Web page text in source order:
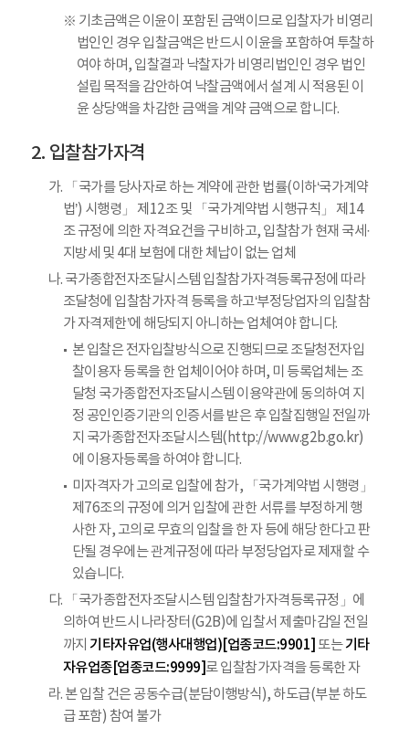
※ 기초금액은 이윤이 포함된 금액이므로 입찰자가 비영리
법인인 경우 입찰금액은 반드시 이윤을 포함하여 투찰하
여야 하며, 입찰결과 낙찰자가 비영리법인인 경우 법인
설립 목적을 감안하여 낙찰금액에서 설계 시 적용된 이
윤 상당액을 차감한 금액을 계약 금액으로 합니다.
입찰참가자격
가. 「국가를 당사자로 하는 계약에 관한 법률(이하‘국가계약
법’) 시행령」 제12조 및 「국가계약법 시행규칙」 제14
조 규정에 의한 자격요건을 구비하고, 입찰참가 현재 국세·
지방세 및 4대 보험에 대한 체납이 없는 업체
나. 국가종합전자조달시스템 입찰참가자격등록규정에 따라
조달청에 입찰참가자격 등록을 하고‘부정당업자의 입찰참
가 자격제한’에 해당되지 아니하는 업체여야 합니다.
본 입찰은 전자입찰방식으로 진행되므로 조달청전자입
찰이용자 등록을 한 업체이어야 하며, 미 등록업체는 조
달청 국가종합전자조달시스템 이용약관에 동의하여 지
정 공인인증기관의 인증서를 받은 후 입찰집행일 전일까
지 국가종합전자조달시스템(http://www.g2b.go.kr)
에 이용자등록을 하여야 합니다.
미자격자가 고의로 입찰에 참가, 「국가계약법 시행령」
제76조의 규정에 의거 입찰에 관한 서류를 부정하게 행
사한 자, 고의로 무효의 입찰을 한 자 등에 해당 한다고 판
단될 경우에는 관계규정에 따라 부정당업자로 제재할 수
있습니다.
다. 「국가종합전자조달시스템 입찰참가자격등록규정」에
의하여 반드시 나라장터(G2B)에 입찰서 제출마감일 전일
까지 기타자유업(행사대행업)[업종코드:9901] 또는기타
자유업종[업종코드:9999] 로 입찰참가자격을 등록한 자
라. 본 입찰 건은 공동수급(분담이행방식), 하도급(부분 하도
급 포함) 참여 불가